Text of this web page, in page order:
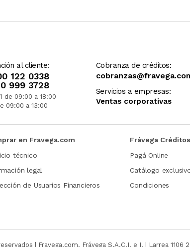
al cliente:
122 0338
999 3728
de 09:00 a 18:00
09:00 a 13:00
Cobranza de créditos:
Servicios a empresas:
Ventas corporativas
en Fravega.com
técnico
legal
de Usuarios Financieros
Frávega Créditos
Pagá Online
Catálogo
Condiciones
| Fravega.com. Frávega S.A.C.I. e I. | Larrea 1106